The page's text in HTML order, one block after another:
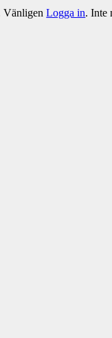
VänligenLogga in. Inte